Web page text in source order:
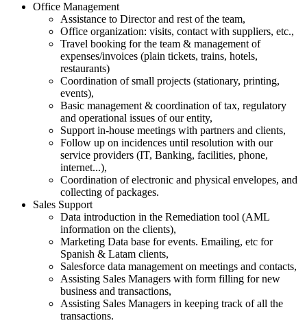
Office Management
Assistance to Director and rest of the team,
Office organization: visits, contact with suppliers, etc.,
Travel booking for the team & management of
expenses/invoices (plain tickets, trains, hotels,
restaurants)
Coordination of small projects (stationary, printing,
events),
Basic management & coordination of tax, regulatory
and operational issues of our entity,
Support in-house meetings with partners and clients,
Follow up on incidences until resolution with our
service providers (IT, Banking, facilities, phone,
internet...),
Coordination of electronic and physical envelopes, and
collecting of packages.
Sales Support
Data introduction in the Remediation tool (AML
information on the clients),
Marketing Data base for events. Emailing, etc for
Spanish & Latam clients,
Salesforce data management on meetings and contacts,
Assisting Sales Managers with form filling for new
business and transactions,
Assisting Sales Managers in keeping track of all the
transactions.